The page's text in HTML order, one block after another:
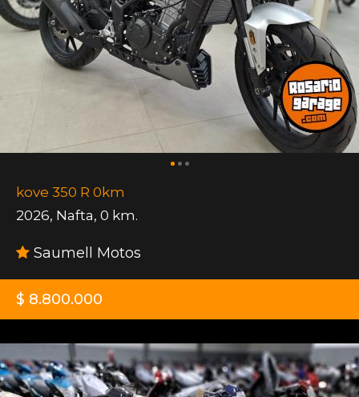
kove 350 R 0km
2026, Nafta, 0 km.
Saumell Motos
$ 8.800.000